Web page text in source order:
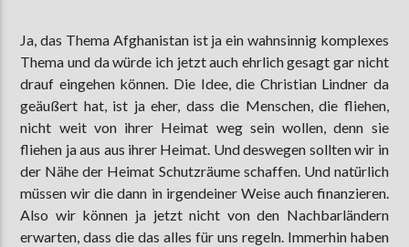
Ja, das Thema Afghanistan ist ja ein wahnsinnig komplexes
Thema und da würde ich jetzt auch ehrlich gesagt gar nicht
drauf eingehen können. Die Idee, die Christian Lindner da
geäußert hat, ist ja eher, dass die Menschen, die fliehen,
nicht weit von ihrer Heimat weg sein wollen, denn sie
fliehen ja aus aus ihrer Heimat. Und deswegen sollten wir in
der Nähe der Heimat Schutzräume schaffen. Und natürlich
müssen wir die dann in irgendeiner Weise auch finanzieren.
Also wir können ja jetzt nicht von den Nachbarländern
erwarten, dass die das alles für uns regeln. Immerhin haben